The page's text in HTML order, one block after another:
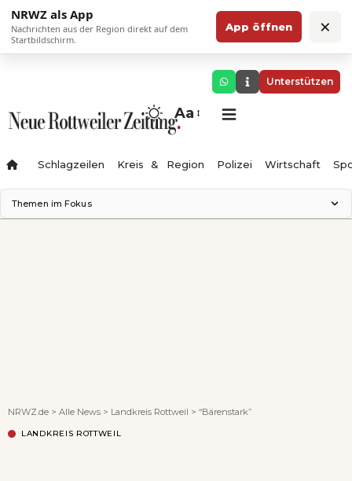
NRWZ als App
Nachrichten aus der Region direkt auf dem
Startbildschirm.
App öffnen ×
Unterstützen
Aa
Schlagzeilen Kreis & Region Polizei Wirtschaft
Themen im Fokus
NRWZ.de > Alle News > Landkreis Rottweil > “Bärenstark”
LANDKREIS ROTTWEIL